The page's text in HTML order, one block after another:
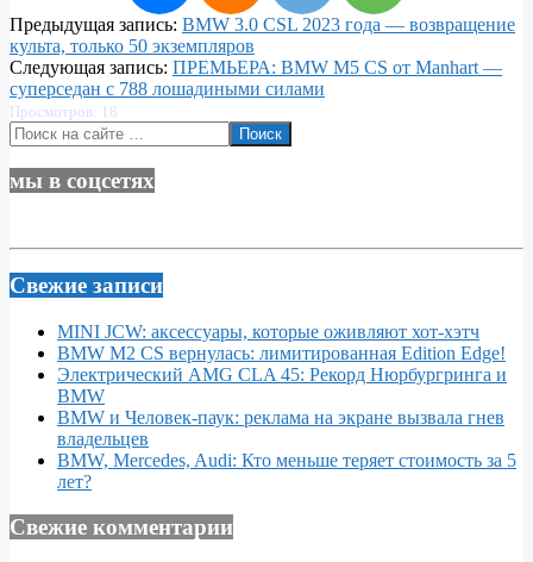
2022-
11-
25
Предыдущая запись: BMW 3.0 CSL 2023 года — возвращение
культа, только 50 экземпляров
Следующая запись: ПРЕМЬЕРА: BMW M5 CS от Manhart —
суперседан с 788 лошадиными силами
Просмотров: 18
Поиск
мы в соцсетях
Свежие записи
MINI JCW: аксессуары, которые оживляют хот-хэтч
BMW M2 CS вернулась: лимитированная Edition Edge!
Электрический AMG CLA 45: Рекорд Нюрбургринга и
BMW
BMW и Человек-паук: реклама на экране вызвала гнев
владельцев
BMW, Mercedes, Audi: Кто меньше теряет стоимость за 5
лет?
Свежие комментарии